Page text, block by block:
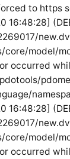
to https
16:48:28]
core/model/
occurred
16:48:28]
core/model/
occurred